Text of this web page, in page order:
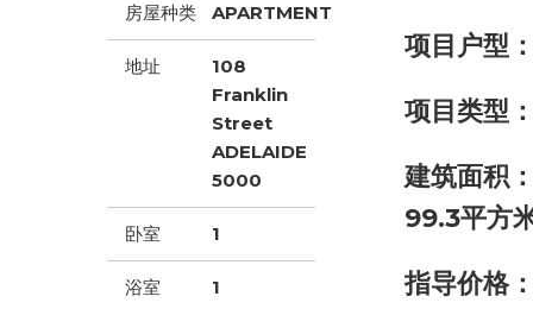
房屋种类 APARTMENT
地址
108
Franklin
Street
ADELAIDE
5000
卧室 1
浴室 1
项目户型
项目类型
建筑面积
99.3平方
指导价格